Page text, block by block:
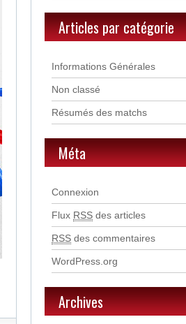
Articles par catégorie
Informations Générales
Non classé
Résumés des matchs
Méta
Connexion
Flux RSS des articles
RSS des commentaires
WordPress.org
Archives